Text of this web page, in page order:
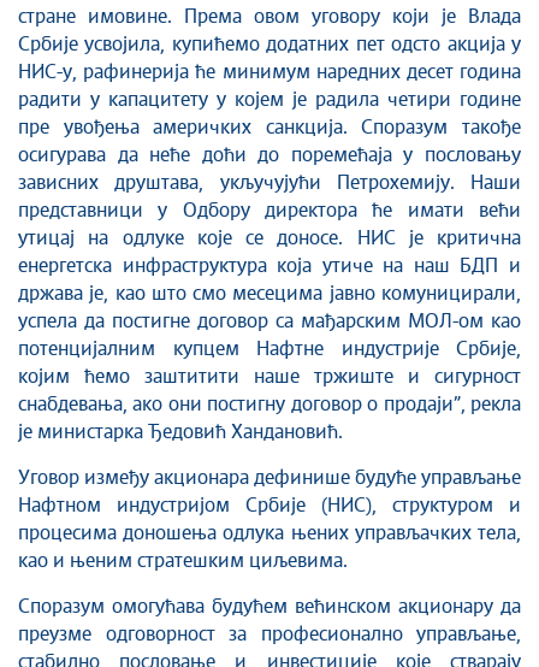
стране имовине. Према овом уговору који је Влада
Србије усвојила, купићемо додатних пет одсто акција у
НИС-у, рафинерија ће минимум наредних десет година
радити у капацитету у којем је радила четири године
пре увођења америчких санкција. Споразум такође
осигурава да неће доћи до поремећаја у пословању
зависних друштава, укључујући Петрохемију. Наши
представници у Одбору директора ће имати већи
утицај на одлуке које се доносе. НИС је критична
енергетска инфраструктура која утиче на наш БДП и
држава је, као што смо месецима јавно комуницирали,
успела да постигне договор са мађарским МОЛ-ом као
потенцијалним купцем Нафтне индустрије Србије,
којим ћемо заштитити наше тржиште и сигурност
снабдевања, ако они постигну договор о продаји”, рекла
је министарка Ђедовић Хандановић.
Уговор између акционара дефинише будуће управљање
Нафтном индустријом Србије (НИС), структуром и
процесима доношења одлука њених управљачких тела,
као и њеним стратешким циљевима.
Споразум омогућава будућем већинском акционару да
преузме одговорност за професионално управљање,
стабилно пословање и инвестиције које стварају